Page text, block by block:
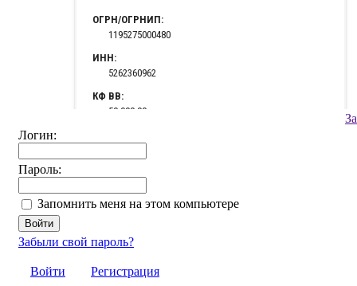
Логин:
Пароль:
Запомнить меня на этом компьютере
Забыли свой пароль?
Войти Регистрация